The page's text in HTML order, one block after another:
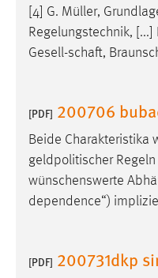
[4] G. Müller,
Regelungstechnik,
Gesell-schaft,
[PDF] 200706
Beide Charakteristika
geldpolitischer
wünschenswerte
dependence“)
[PDF] 200731dkp
Vimeo